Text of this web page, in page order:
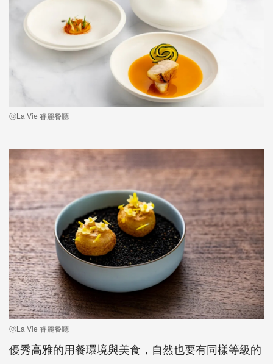
ⓒLa Vie 睿麗餐廳
ⓒLa Vie 睿麗餐廳
優秀高雅的用餐環境與美食，自然也要有同樣等級的